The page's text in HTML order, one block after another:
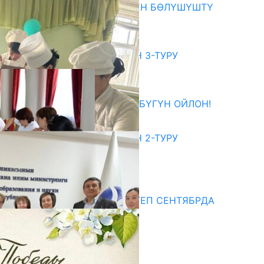
ОКУТУУ ТАЖРЫЙБАСЫ МЕНЕН БӨЛҮШҮШТҮ
06.08.2026
ЖОЖДОРГО КАБЫЛ АЛУУНУН 3-ТУРУ
БАШТАЛДЫ
27.07.2026
ӨЗҮҢДҮН КЕЛЕЧЕГИҢ ҮЧҮН БҮГҮН ОЙЛОН!
20.07.2026
ЖОЖДОРГО КАБЫЛ АЛУУНУН 2-ТУРУ
20.07.2026
СУЗАКТА 750 ОРУНДУУ МЕКТЕП СЕНТЯБРДА
ПАЙДАЛАНУУГА БЕРИЛЕТ
07.08.2025
Улуу Жеңиштин жандуу сөзү